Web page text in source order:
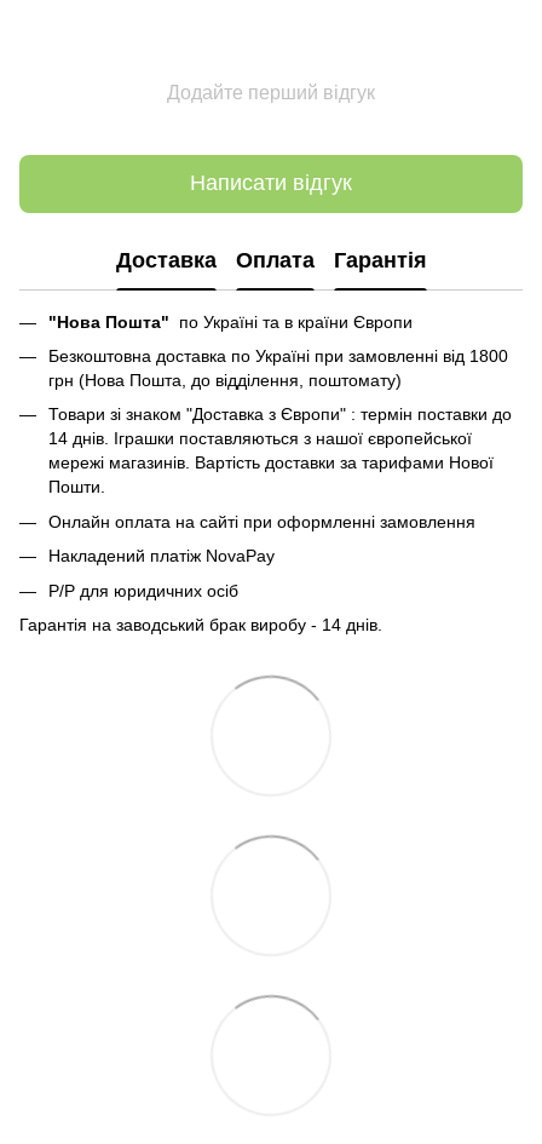
Додайте перший відгук
Написати відгук
Доставка Оплата Гарантія
"Нова Пошта" по Україні та в країни Європи
Безкоштовна доставка по Україні при замовленні від 1800
грн (Нова Пошта, до відділення, поштомату)
Товари зі знаком "Доставка з Європи" : термін поставки до
14 днів. Іграшки поставляються з нашої європейської
мережі магазинів. Вартість доставки за тарифами Нової
Пошти.
Онлайн оплата на сайті при оформленні замовлення
Накладений платіж NovaPay
Р/Р для юридичних осіб
Гарантія на заводський брак виробу - 14 днів.